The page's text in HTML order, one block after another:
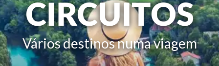
CIRCUITOS
Vários destinos numa viagem